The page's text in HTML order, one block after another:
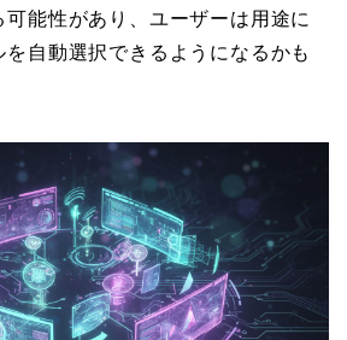
能性があり、ユーザーは用途に
自動選択できるようになるかも